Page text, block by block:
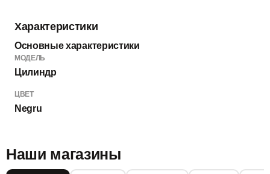
Характеристики
Основные характеристики
МОДЕЛЬ
Цилиндр
ЦВЕТ
Negru
Наши магазины